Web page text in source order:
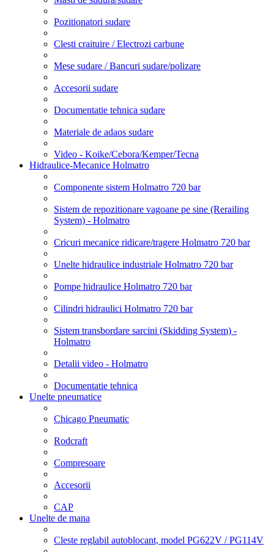
Pozitionatori sudare
Clesti craituire / Electrozi carbune
Mese sudare / Bancuri sudare/polizare
Accesorii sudare
Documentatie tehnica sudare
Materiale de adaos sudare
Video - Koike/Cebora/Kemper/Tecna
Hidraulice-Mecanice Holmatro
Componente sistem Holmatro 720 bar
Sistem de repozitionare vagoane pe sine (Rerailing
System) - Holmatro
Cricuri mecanice ridicare/tragere Holmatro 720 bar
Unelte hidraulice industriale Holmatro 720 bar
Pompe hidraulice Holmatro 720 bar
Cilindri hidraulici Holmatro 720 bar
Sistem transbordare sarcini (Skidding System) -
Holmatro
Detalii video - Holmatro
Documentatie tehnica
Unelte pneumatice
Chicago Pneumatic
Rodcraft
Compresoare
Accesorii
CAP
Unelte de mana
Cleste reglabil autoblocant, model PG622V / PG114V